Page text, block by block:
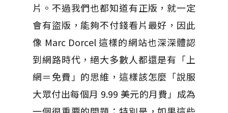
片。不過我們也都知道有正版，就一定
會有盜版，能夠不付錢看片最好，因此
像 Marc Dorcel 這樣的網站也深深體認
到網路時代，絕大多數人都還是有「上
網＝免費」的思維，這樣該怎麼「說服
大眾付出每個月 9.99 美元的月費」成為